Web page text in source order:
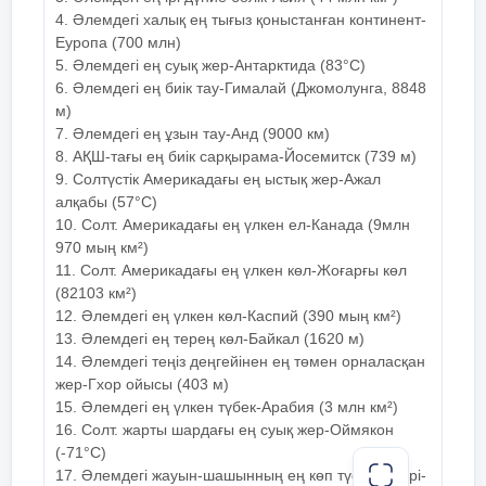
мәдени дәстүрлер
Мұражайдың
атауы
Уффици,
Құрылған
Медичи 1519ж.
Мұражайдағы
жәдігерлер
Оғ.кескіндемелік
антикалық
Заманауи
сыйлықтарымен
мен арх. ескерткіштері • Жәдігер саны: 120 мың
Египет ұлттық мұражайы Орналасқан жері: Каир,
Тахрир алаңы ашылған жылы: 1858ж 1902ж жаңа
ғимарат ашылды. Жәдігер саны: 160мың 1835ж
Мұхаммед Әли паша ежелгі дүние департаментін
құру туралы жарлық шығарды, 1848ж египет
құндылықтарының бірінші қоймасы жасалды.
1859ж француз египеттанушысы Огюст Мариет
«Ежелгі Египетке қызмет ету» мекемесін
басқарды. 1900ж Каирдегі Исмаилия еуропалық
кварталында Екі қабатты мұражай салынып бітті.
1950ж дейін шетелдік мамандар басқарды
Бөлімдері: Тутанхамон қазынасы Танис
жәдігерлері Әулеттікке дейінгі кезең мен ежелгі
патшалық Амарн кезеңі, жаңа патшалық эллиндік
кезең Папирастар мен монеталар, саркофагтар
8 слайд
Уффици галереясы Орналасқан жері: Италия,
Флоренция Негізін қалаған: эрцгерцог І Козимо
де Медичи Ашылған жылы: 1581ж Галериядағы ең
ғажайып туындылар: Боттичелли «Көктем»,
«Венераның туы» Леонардо да Винчи
«Бақсылардың табынуы», «Ізгі хабар», «Христің
шоқынуы» Тициан «Венера Урбинская»
4. Әлемдегі халық ең тығыз қоныстанған континент-
Еуропа (700 млн)
5. Әлемдегі ең суық жер-Антарктида (83°С)
6. Әлемдегі ең биік тау-Гималай (Джомолунга, 8848
м)
7. Әлемдегі ең ұзын тау-Анд (9000 км)
8. АҚШ-тағы ең биік сарқырама-Йосемитск (739 м)
9. Солтүстік Америкадағы ең ыстық жер-Ажал
алқабы (57°С)
10. Солт. Америкадағы ең үлкен ел-Канада (9млн
970 мың км²)
11. Солт. Америкадағы ең үлкен көл-Жоғарғы көл
(82103 км²)
12. Әлемдегі ең үлкен көл-Каспий (390 мың км²)
13. Әлемдегі ең терең көл-Байкал (1620 м)
14. Әлемдегі теңіз деңгейінен ең төмен орналасқан
жер-Гхор ойысы (403 м)
15. Әлемдегі ең үлкен түбек-Арабия (3 млн км²)
16. Солт. жарты шардағы ең суық жер-Оймякон
(-71°С)
17. Әлемдегі жауын-шашынның ең көп түсетін жері-